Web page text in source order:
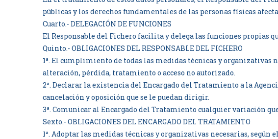
públicas y los derechos fundamentales de las personas físicas
Cuarto.- DELEGACIÓN DE FUNCIONES
El Responsable del Fichero facilita y delega las funciones propias
Quinto.- OBLIGACIONES DEL RESPONSABLE DEL FICHERO
1ª. El cumplimiento de todas las medidas técnicas y organizativas
alteración, pérdida, tratamiento o acceso no autorizado.
2ª. Declarar la existencia del Encargado del Tratamiento a la
cancelación y oposición que se le puedan dirigir.
3ª. Comunicar al Encargado del Tratamiento cualquier variación
Sexto.- OBLIGACIONES DEL ENCARGADO DEL TRATAMIENTO
1ª. Adoptar las medidas técnicas y organizativas necesarias, según